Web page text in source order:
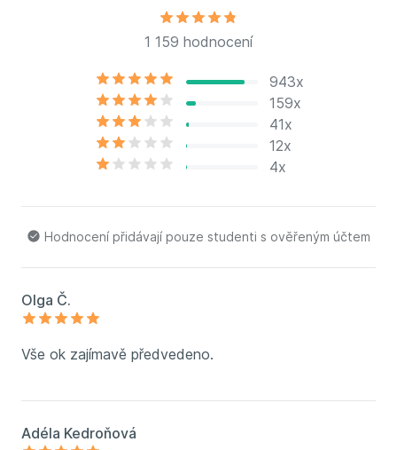
1 159 hodnocení
943x
159x
41x
12x
4x
Hodnocení přidávají pouze studenti s ověřeným účtem
Olga Č.
Vše ok zajímavě předvedeno.
Adéla Kedroňová